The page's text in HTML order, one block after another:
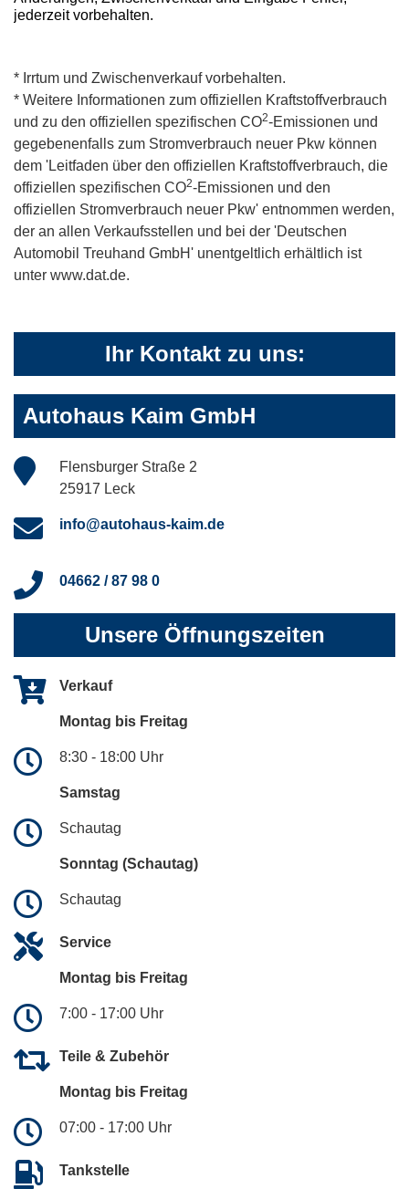
jederzeit vorbehalten.
* Irrtum und Zwischenverkauf vorbehalten.
* Weitere Informationen zum offiziellen Kraftstoffverbrauch
und zu den offiziellen spezifischen CO2-Emissionen und
gegebenenfalls zum Stromverbrauch neuer Pkw können
dem 'Leitfaden über den offiziellen Kraftstoffverbrauch, die
offiziellen spezifischen CO2-Emissionen und den
offiziellen Stromverbrauch neuer Pkw' entnommen werden,
der an allen Verkaufsstellen und bei der 'Deutschen
Automobil Treuhand GmbH' unentgeltlich erhältlich ist
unter www.dat.de.
Ihr Kontakt zu uns:
Autohaus Kaim GmbH
Flensburger Straße 2
25917 Leck
info@autohaus-kaim.de
04662 / 87 98 0
Unsere Öffnungszeiten
Verkauf
Montag bis Freitag
8:30 - 18:00 Uhr
Samstag
Schautag
Sonntag (Schautag)
Schautag
Service
Montag bis Freitag
7:00 - 17:00 Uhr
Teile & Zubehör
Montag bis Freitag
07:00 - 17:00 Uhr
Tankstelle